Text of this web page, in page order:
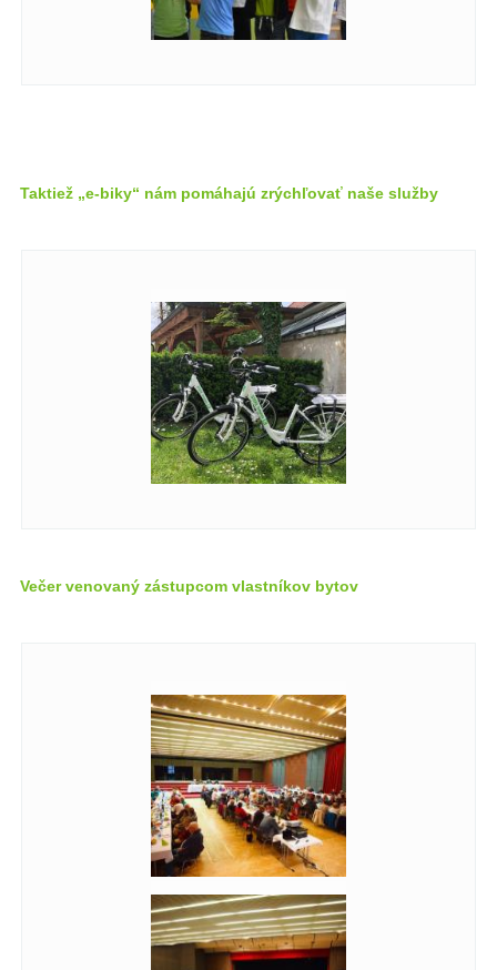
Taktiež „e-biky“ nám pomáhajú zrýchľovať naše služby
Večer venovaný zástupcom vlastníkov bytov